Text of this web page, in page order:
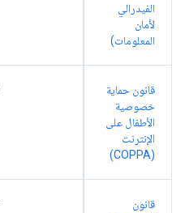
الفيدرالي
لأمان
المعلومات)
قانون حماية
خصوصية
الأطفال على
الإنترنت
(COPPA)
قانون